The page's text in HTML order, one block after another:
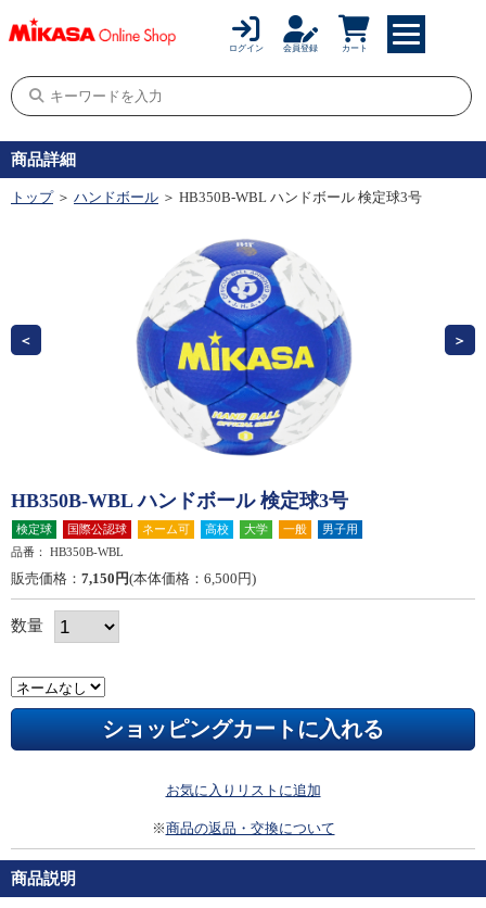
ログイン 会員登録 カート
商品詳細
トップ ＞ ハンドボール ＞ HB350B-WBL ハンドボール 検定球3号
HB350B-WBL ハンドボール 検定球3号
検定球 国際公認球 ネーム可 高校 大学 一般
男子用
品番：
HB350B-WBL
販売価格： 7,150円(本体価格：6,500円)
数量
お気に入りリストに追加
※商品の返品・交換について
商品説明